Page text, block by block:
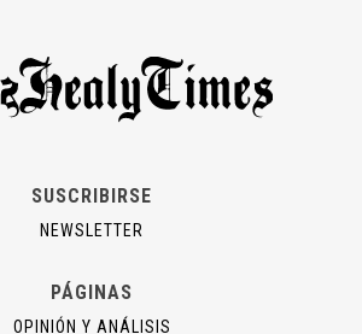
SUSCRIBIRSE
NEWSLETTER
PÁGINAS
OPINIÓN Y ANÁLISIS